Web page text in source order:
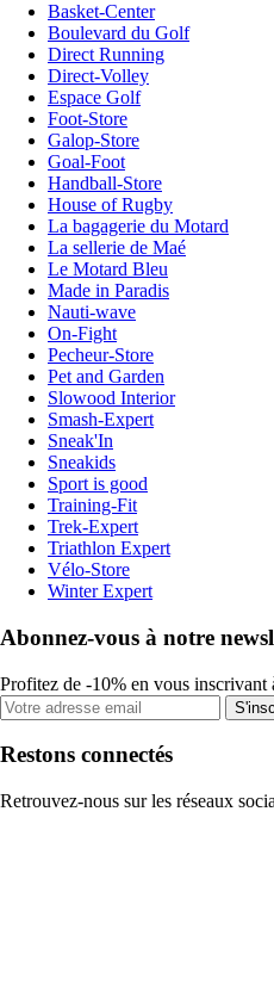
Basket-Center
Boulevard du Golf
Direct Running
Direct-Volley
Espace Golf
Foot-Store
Galop-Store
Goal-Foot
Handball-Store
House of Rugby
La bagagerie du Motard
La sellerie de Maé
Le Motard Bleu
Made in Paradis
Nauti-wave
On-Fight
Pecheur-Store
Pet and Garden
Slowood Interior
Smash-Expert
Sneak'In
Sneakids
Sport is good
Training-Fit
Trek-Expert
Triathlon Expert
Vélo-Store
Winter Expert
Abonnez-vous à notre
Profitez de -10% en vous inscrivant
Restons connectés
Retrouvez-nous sur les réseaux